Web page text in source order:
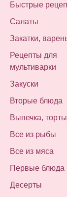
Быстрые
Салаты
Закатки,
Рецепты для
мультиварки
Закуски
Вторые блюда
Выпечка, торты
Все из рыбы
Все из мяса
Первые блюда
Десерты